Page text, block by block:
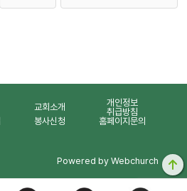
교회소개
개인정보
취급방침
봉사신청
홈페이지문의
Powered by Webchurch